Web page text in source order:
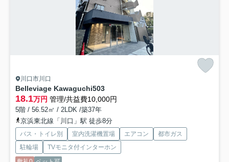
川口市川口
Belleviage Kawaguchi503
18.1万円 管理/共益費10,000円
5階 / 56.52㎡ / 2LDK /築37年
京浜東北線「川口」駅 徒歩8分
バス・トイレ別 室内洗濯機置場 エアコン
都市ガス
駐輪場
TVモニタ付インターホン